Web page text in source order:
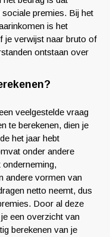
premies. Bij het
is het
je verwijst naar bruto of
ontstaan over
veelgestelde vraag
te berekenen, dien je
het jaar hebt
onder andere
andere vormen van
netto neemt, dus
Door al deze
een overzicht van
berekenen van je